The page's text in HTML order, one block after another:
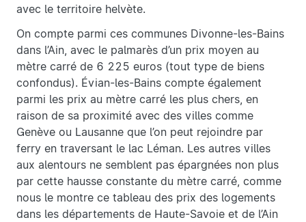
avec le territoire helvète.
On compte parmi ces communes Divonne-les-Bains
dans l’Ain, avec le palmarès d’un prix moyen au
mètre carré de 6 225 euros (tout type de biens
confondus). Évian-les-Bains compte également
parmi les prix au mètre carré les plus chers, en
raison de sa proximité avec des villes comme
Genève ou Lausanne que l’on peut rejoindre par
ferry en traversant le lac Léman. Les autres villes
aux alentours ne semblent pas épargnées non plus
par cette hausse constante du mètre carré, comme
nous le montre ce tableau des prix des logements
dans les départements de Haute-Savoie et de l’Ain